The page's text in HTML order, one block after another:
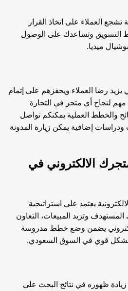
العملاء على اتخاذ القرار
التسويق وتساعدك على الوصول
ميديا.
رضا العملاء ويحفزهم على إتمام
لنجاح أي متجر في التجارة
والخطط العملية يمكنكم تواصل
ودراسات إضافية يمكن زيارة المدونة
الالكتروني في
يعتمد على استراتيجية
وتزيد المبيعات، التعاون
يضمن وضع خطط مدروسة
قوي في السوق السعودي.
ظهوره في نتائج البحث على